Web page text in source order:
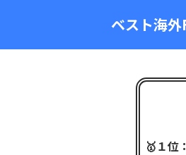
ベスト海外
🥇１位：